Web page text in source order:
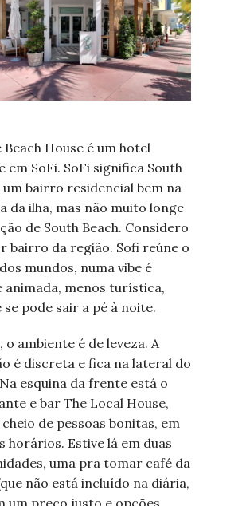
Beach House é um hotel
em SoFi. SoFi significa South
bairro residencial bem na
da ilha, mas não muito longe
de South Beach. Considero
bairro da região. Sofi reúne o
mundos, numa vibe é
animada, menos turística,
se pode sair a pé à noite.
o ambiente é de leveza. A
é discreta e fica na lateral do
esquina da frente está o
e bar The Local House,
de pessoas bonitas, em
horários. Estive lá em duas
uma pra tomar café da
não está incluído na diária,